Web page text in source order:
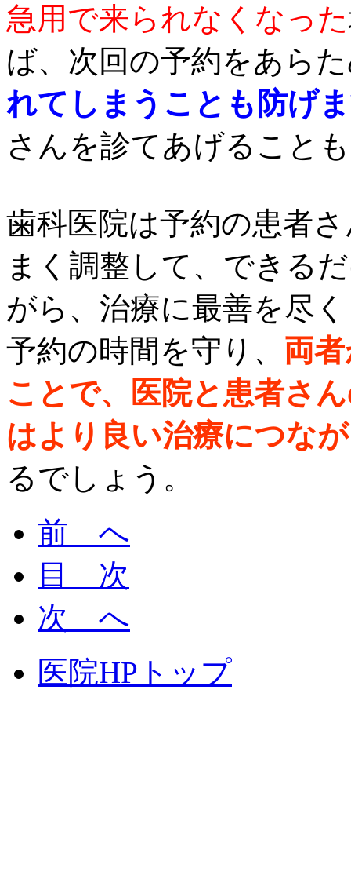
急用で来られなくなった
ば、次回の予約をあら
れてしまうことも防げ
さんを診てあげること
歯科医院は予約の患者
まく調整して、できる
がら、治療に最善を尽
予約の時間を守り、 両
ことで、医院と患者さ
はより良い治療につな
るでしょう。
前 へ
目 次
次 へ
医院HPトップ